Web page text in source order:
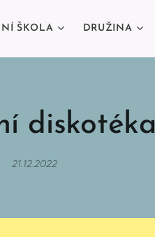
ŠKOLA DRUŽINA
diskotéka
21.12.2022